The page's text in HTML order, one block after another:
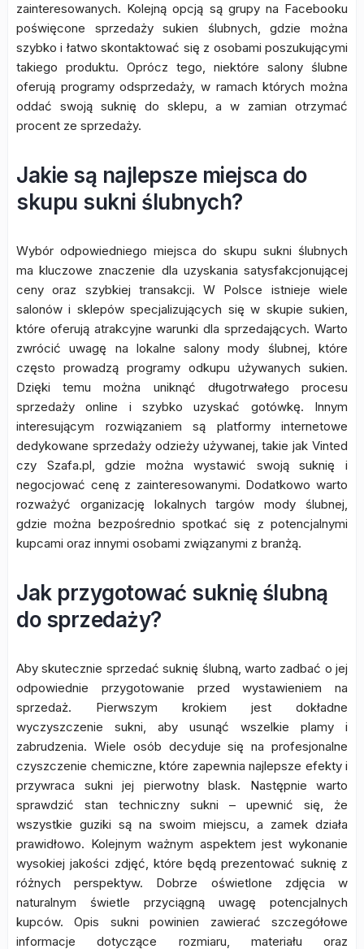
zainteresowanych. Kolejną opcją są grupy na Facebooku
poświęcone sprzedaży sukien ślubnych, gdzie można
szybko i łatwo skontaktować się z osobami poszukującymi
takiego produktu. Oprócz tego, niektóre salony ślubne
oferują programy odsprzedaży, w ramach których można
oddać swoją suknię do sklepu, a w zamian otrzymać
procent ze sprzedaży.
Jakie są najlepsze miejsca do
skupu sukni ślubnych?
Wybór odpowiedniego miejsca do skupu sukni ślubnych
ma kluczowe znaczenie dla uzyskania satysfakcjonującej
ceny oraz szybkiej transakcji. W Polsce istnieje wiele
salonów i sklepów specjalizujących się w skupie sukien,
które oferują atrakcyjne warunki dla sprzedających. Warto
zwrócić uwagę na lokalne salony mody ślubnej, które
często prowadzą programy odkupu używanych sukien.
Dzięki temu można uniknąć długotrwałego procesu
sprzedaży online i szybko uzyskać gotówkę. Innym
interesującym rozwiązaniem są platformy internetowe
dedykowane sprzedaży odzieży używanej, takie jak Vinted
czy Szafa.pl, gdzie można wystawić swoją suknię i
negocjować cenę z zainteresowanymi. Dodatkowo warto
rozważyć organizację lokalnych targów mody ślubnej,
gdzie można bezpośrednio spotkać się z potencjalnymi
kupcami oraz innymi osobami związanymi z branżą.
Jak przygotować suknię ślubną
do sprzedaży?
Aby skutecznie sprzedać suknię ślubną, warto zadbać o jej
odpowiednie przygotowanie przed wystawieniem na
sprzedaż. Pierwszym krokiem jest dokładne
wyczyszczenie sukni, aby usunąć wszelkie plamy i
zabrudzenia. Wiele osób decyduje się na profesjonalne
czyszczenie chemiczne, które zapewnia najlepsze efekty i
przywraca sukni jej pierwotny blask. Następnie warto
sprawdzić stan techniczny sukni – upewnić się, że
wszystkie guziki są na swoim miejscu, a zamek działa
prawidłowo. Kolejnym ważnym aspektem jest wykonanie
wysokiej jakości zdjęć, które będą prezentować suknię z
różnych perspektyw. Dobrze oświetlone zdjęcia w
naturalnym świetle przyciągną uwagę potencjalnych
kupców. Opis sukni powinien zawierać szczegółowe
informacje dotyczące rozmiaru, materiału oraz